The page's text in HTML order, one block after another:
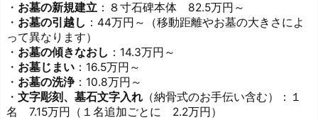
・ お墓の新規建立 ：８寸石碑本体 82.5万円～
・ お墓の引越し ：44万円～（移動距離やお墓の大きさによ
って異なります）
・ お墓の傾きなおし ：14.3万円～
・ お墓じまい ：16.5万円～
・ お墓の洗浄 ：10.8万円～
・ 文字彫刻、墓石文字入れ （納骨式のお手伝い含む）：１
名 7.15万円（１名追加ごとに 2.2万円）